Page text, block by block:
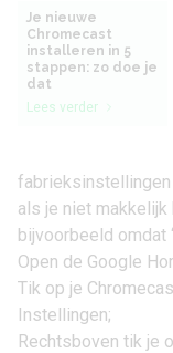
Je nieuwe
Chromecast
installeren in 5
stappen: zo doe je
dat
Lees verder
als je niet
bijvoorbeeld omdat
Open de Google
Tik op je
Instellingen;
Rechtsboven tik je